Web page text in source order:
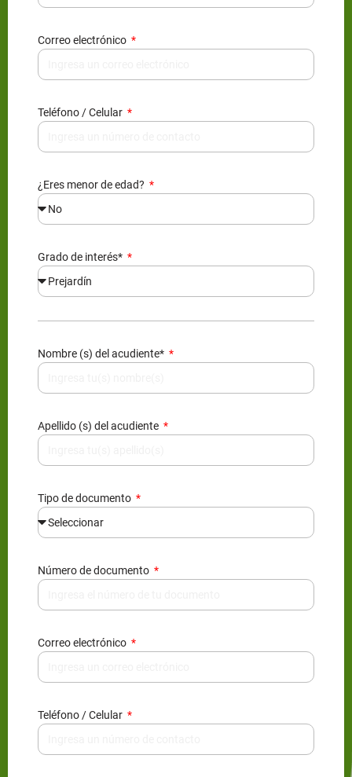
Correo electrónico
Teléfono / Celular
¿Eres menor de edad?
Grado de interés*
Nombre (s) del acudiente*
Apellido (s) del acudiente
Tipo de documento
Número de documento
Correo electrónico
Teléfono / Celular